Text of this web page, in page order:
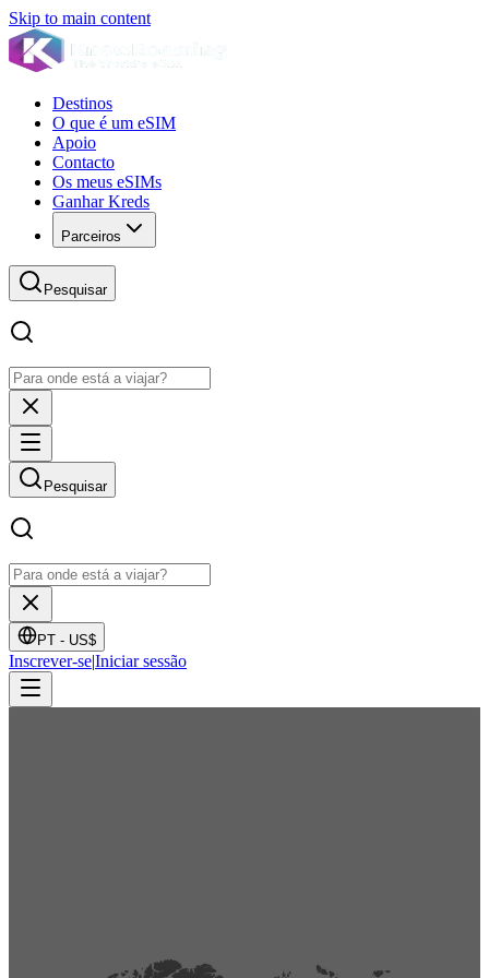
Skip to main content
Destinos
O que é um eSIM
Apoio
Contacto
Os meus eSIMs
Ganhar Kreds
Parceiros
Pesquisar
Pesquisar
PT - US$
Inscrever-se|Iniciar sessão